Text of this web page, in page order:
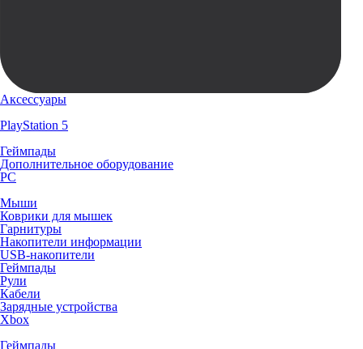
Аксессуары
PlayStation 5
Геймпады
Дополнительное оборудование
PC
Мыши
Коврики для мышек
Гарнитуры
Накопители информации
USB-накопители
Геймпады
Рули
Кабели
Зарядные устройства
Xbox
Геймпады